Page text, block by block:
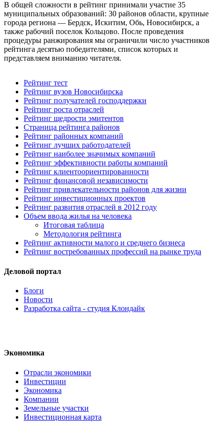
В общей сложности в рейтинг принимали участие 35
муниципальных образований: 30 районов области, крупные
города региона — Бердск, Искитим, Обь, Новосибирск, а
также рабочий поселок Кольцово. После проведения
процедуры ранжирования мы ограничили число участников
рейтинга десятью победителями, список которых и
представляем вниманию читателя.
Рейтинг тест
Рейтинг вузов Новосибирска
Рейтинг получателей господдержки
Рейтинг роста отраслей
Рейтинг щедрости эмитентов
Страница рейтинга районов
Рейтинг районных компаний
Рейтинг лучших работодателей
Рейтинг наиболее значимых компаний
Рейтинг эффективности работы компаний
Рейтинг клиентоориентированности
Рейтинг финансовой независимости
Рейтинг привлекательности районов для жизни
Рейтинг инвестиционных проектов
Рейтинг развития отраслей в 2012 году
Объем ввода жилья на человека
Итоговая таблица
Методология рейтинга
Рейтинг активности малого и среднего бизнеса
Рейтинг востребованных профессий на рынке труда
Деловой портал
Блоги
Новости
Разработка сайта - студия Клондайк
Экономика
Отрасли экономики
Инвестиции
Экономика
Компании
Земельные участки
Инвестиционная карта